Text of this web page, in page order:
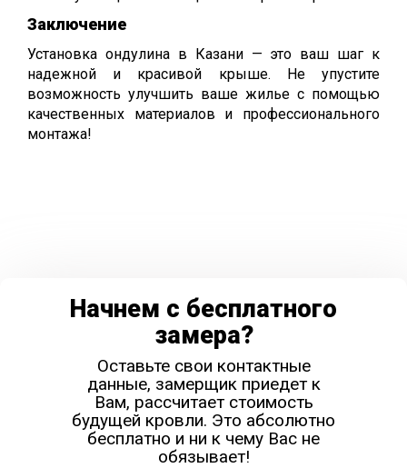
Заключение
Установка ондулина в Казани — это ваш шаг к
надежной и красивой крыше. Не упустите
возможность улучшить ваше жилье с помощью
качественных материалов и профессионального
монтажа!
Начнем с бесплатного
замера?
Оставьте свои контактные
данные, замерщик приедет к
Вам, рассчитает стоимость
будущей кровли. Это абсолютно
бесплатно и ни к чему Вас не
обязывает!